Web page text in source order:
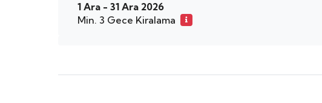
1 Ara - 31 Ara 2026
Min. 3 Gece Kiralama